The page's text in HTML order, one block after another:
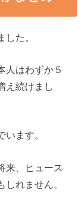
た。
人はわずか５
え続けまし
ます。
来、ヒュース
しれません。